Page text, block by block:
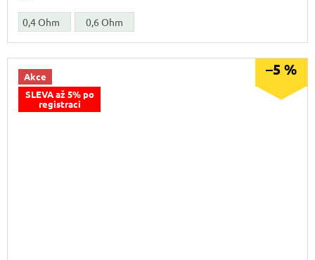
0,4 Ohm 0,6 Ohm
Akce
SLEVA až 5% po
registraci
–5 %